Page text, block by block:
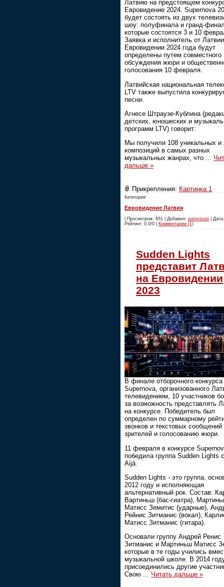
Латвию на предстоящем
Евровидение 2024. Supernova
будет состоять из двух
шоу: полуфинала и гранд-
которые состоятся 3 и 10
Заявка и исполнитель от
Евровидении 2024 года будут
определены путем совместного
обсуждения жюри и
голосования 10 февраля.
Латвийская национальная
LTV также выпустила
песни.
Агнесе Штраузе-Кублина
детских, юношеских и
программ LTV) говорит:
Мы получили 108 уникальных и
композиций в самых разных
музыкальных жанрах, что ...
дальше »
Прикрепления: Картинка 1
Категория:
Евровидение Латвия
| Просмотров: 651 | Добавил: eurovision |
Рейтинг: 0.0/0 | Комментарии (1)
Sudden Lights
представит
на Евровидении
2023
В финале отборочного конкурса
Supernova, организованного
телевидением, 10 участников
за возможность представлять
на конкурсе. Победитель был
определен по суммарному
звонков и текстовых сообщений
зрителей и голосованию жюри.
11 февраля в конкурсе
победила группа Sudden Lights
Aijā.
Sudden Lights - это группа,
2012 году и исполняющая
альтернативный рок. Состав:
Вартиньш (бас-гиатра),
Матисс Земитис (ударные),
Рейнис Зитманис (вокал),
Матисс Зитманис (гитара).
Основали группу Андрей Ренис
Зитманис и Мартиньш Матисс
которые в те годы учились
музыкальной школе. В 2014
присоединились другие
Свою ... Читать дальше »